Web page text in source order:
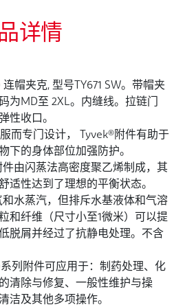
详情
帽夹克, 型号TY671 SW。带帽夹
为MD至 2XL。内缝线。拉链门
性收口。
而专门设计， Tyvek®附件有助于
下的身体部位加强防护。
件由闪蒸法高密度聚乙烯制成，其
适性达到了理想的平衡状态。
和水蒸汽，但排斥水基液体和气溶
和纤维（尺寸小至1微米）可以提
脱屑并经过了抗静电处理。不含
列附件可应用于：制药处理、化
清除与修复、一般性维护与操
洁及其他多项操作。